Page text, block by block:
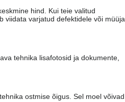
hind. Kui teie valitud
viidata varjatud defektidele või müüja
tehnika lisafotosid ja dokumente,
ostmise õigus. Sel moel võivad